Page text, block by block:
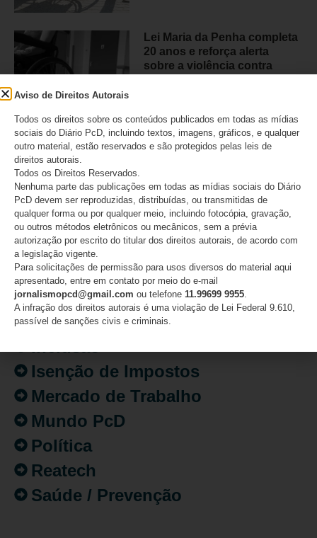
Lei Maria da Penha completa
20 anos e reforça alerta
sobre a violência contra
CATEGORIAS
Acessibilidade
Artigo/Opinião
Atualidades
Destaques
Fatos
Isenção de Impostos
Mercado de Trabalho
Mundo PcD
Política
Reatech
Saúde / Prevenção
Aviso de Direitos Autorais
Todos os direitos sobre os conteúdos publicados em todas as mídias
sociais do Diário PcD, incluindo textos, imagens, gráficos, e qualquer
outro material, estão reservados e são protegidos pelas leis de
direitos autorais.
Todos os Direitos Reservados.
Nenhuma parte das publicações em todas as mídias sociais do Diário
PcD devem ser reproduzidas, distribuídas, ou transmitidas de
qualquer forma ou por qualquer meio, incluindo fotocópia, gravação,
ou outros métodos eletrônicos ou mecânicos, sem a prévia
autorização por escrito do titular dos direitos autorais, de acordo com
a legislação vigente.
Para solicitações de permissão para usos diversos do material aqui
apresentado, entre em contato por meio do e-mail
jornalismopcd@gmail.com ou telefone 11.99699 9955
A infração dos direitos autorais é uma violação de Lei Federal 9.610,
passível de sanções civis e criminais.